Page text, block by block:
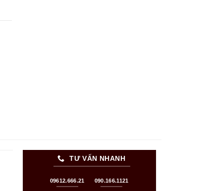
TƯ VẤN NHANH
09612.666.21 090.166.1121